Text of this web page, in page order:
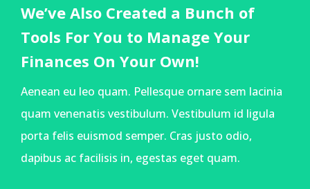
We’ve Also Created a Bunch of
Tools For You to Manage Your
Finances On Your Own!
Aenean eu leo quam. Pellesque ornare sem lacinia
quam venenatis vestibulum. Vestibulum id ligula
porta felis euismod semper. Cras justo odio,
dapibus ac facilisis in, egestas eget quam.